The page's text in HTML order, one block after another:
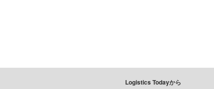
Logistics Todayから